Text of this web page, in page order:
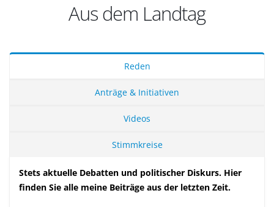
Aus dem Landtag
Reden
Anträge & Initiativen
Videos
Stimmkreise
Stets aktuelle Debatten und politischer Diskurs. Hier
finden Sie alle meine Beiträge aus der letzten Zeit.